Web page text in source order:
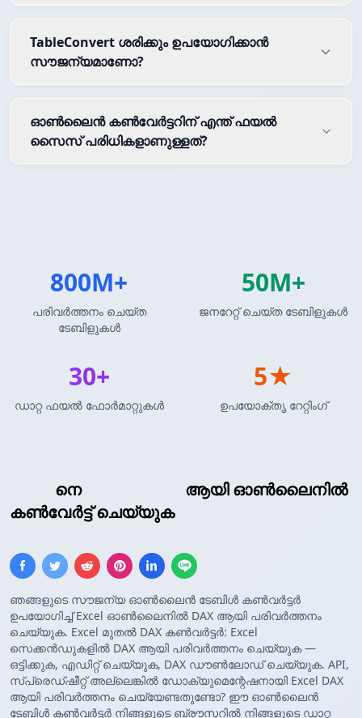
നെ
ആയി ഓൺലൈനിൽ
കൺവേർട്ട് ചെയ്യുക
ഞങ്ങളുടെ സൗജന്യ ഓൺലൈൻ ടേബിൾ കൺവർട്ടർ
ഉപയോഗിച്ച് Excel ഓൺലൈനിൽ DAX ആയി പരിവർത്തനം
ചെയ്യുക. Excel മുതൽ DAX കൺവർട്ടർ: Excel
സെക്കൻഡുകളിൽ DAX ആയി പരിവർത്തനം ചെയ്യുക —
ഒട്ടിക്കുക, എഡിറ്റ് ചെയ്യുക, DAX ഡൗൺലോഡ് ചെയ്യുക. API,
സ്പ്രെഡ്ഷീറ്റ് അല്ലെങ്കിൽ ഡോക്യുമെന്റേഷനായി Excel DAX
ആയി പരിവർത്തനം ചെയ്യേണ്ടതുണ്ടോ? ഈ ഓൺലൈൻ
ടേബിൾ കൺവർട്ടർ നിങ്ങളുടെ ബ്രൗസറിൽ നിങ്ങളുടെ ഡാറ്റ
TableConvert ശരിക്കും ഉപയോഗിക്കാൻ
സൗജന്യമാണോ?
ഓൺലൈൻ കൺവേർട്ടറിന് എന്ത് ഫയൽ
സൈസ് പരിധികളാണുള്ളത്?
800M+
പരിവർത്തനം ചെയ്ത
ടേബിളുകൾ
50M+
ജനറേറ്റ് ചെയ്ത ടേബിളുകൾ
30+
ഡാറ്റ ഫയൽ ഫോർമാറ്റുകൾ
5★
ഉപയോക്തൃ റേറ്റിംഗ്